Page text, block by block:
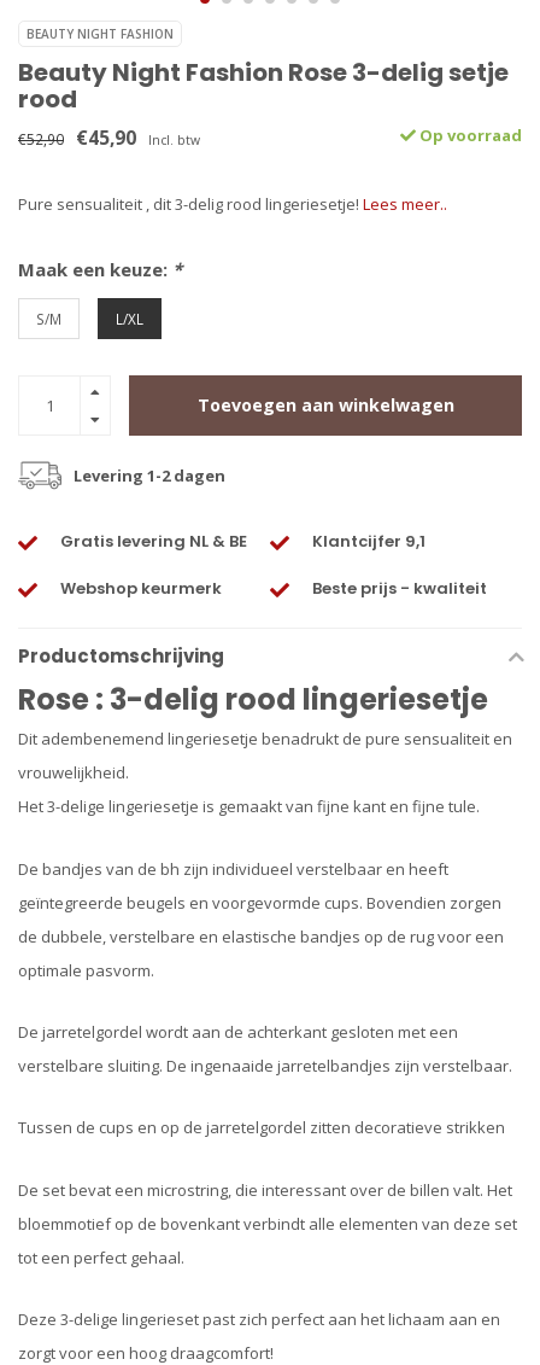
BEAUTY NIGHT FASHION
Beauty Night Fashion Rose 3-delig setje
rood
€52,90 €45,90 Incl. btw Op voorraad
Pure sensualiteit , dit 3-delig rood lingeriesetje! Lees meer..
Maak een keuze: *
S/M L/XL
Toevoegen aan winkelwagen
Levering 1-2 dagen
Gratis levering NL & BE Klantcijfer 9,1
Webshop keurmerk Beste prijs - kwaliteit
Productomschrijving
Rose : 3-delig rood lingeriesetje
Dit adembenemend lingeriesetje benadrukt de pure sensualiteit en
vrouwelijkheid.
Het 3-delige lingeriesetje is gemaakt van fijne kant en fijne tule.
De bandjes van de bh zijn individueel verstelbaar en heeft
geïntegreerde beugels en voorgevormde cups. Bovendien zorgen
de dubbele, verstelbare en elastische bandjes op de rug voor een
optimale pasvorm.
De jarretelgordel wordt aan de achterkant gesloten met een
verstelbare sluiting. De ingenaaide jarretelbandjes zijn verstelbaar.
Tussen de cups en op de jarretelgordel zitten decoratieve strikken
De set bevat een microstring, die interessant over de billen valt. Het
bloemmotief op de bovenkant verbindt alle elementen van deze set
tot een perfect gehaal.
Deze 3-delige lingerieset past zich perfect aan het lichaam aan en
zorgt voor een hoog draagcomfort!